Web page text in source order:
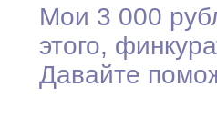
Мои 3 000
этого,
Давайте